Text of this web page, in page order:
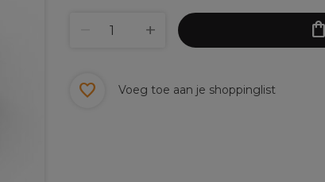
Voeg toe aan je shoppinglist